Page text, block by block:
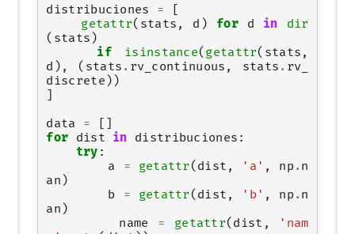
distribuciones
=
getattr( stats , d ) for d in
dir
( stats )
if
isinstance( getattr( stats ,
d ), ( stats . rv_continuous , stats . rv_
discrete ))
data
=
for dist in distribuciones :
try :
a
= getattr( dist , 'a' , np . n
an )
b
= getattr( dist , 'b' , np . n
an )
name
= getattr( dist ,
'nam